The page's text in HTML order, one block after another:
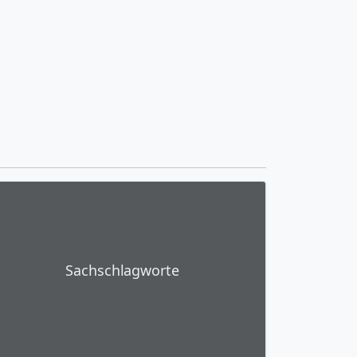
Sachschlagworte